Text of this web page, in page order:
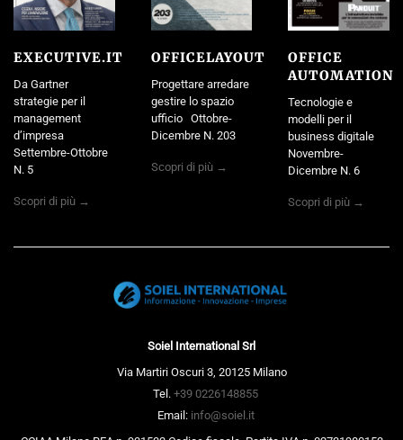
EXECUTIVE.IT
Da Gartner
strategie per il
management
d’impresa
Settembre-Ottobre
N. 5
Scopri di più →
OFFICELAYOUT
Progettare arredare
gestire lo spazio
ufficio Ottobre-
Dicembre N. 203
Scopri di più →
OFFICE
AUTOMATION
Tecnologie e
modelli per il
business digitale
Novembre-
Dicembre N. 6
Scopri di più →
Soiel International Srl
Via Martiri Oscuri 3, 20125 Milano
Tel. +39 0226148855
Email: info@soiel.it